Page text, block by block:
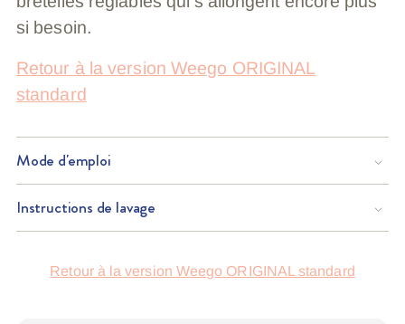
si besoin.
Retour à la version Weego ORIGINAL
standard
Mode d'emploi
Instructions de lavage
Retour à la version Weego ORIGINAL standard